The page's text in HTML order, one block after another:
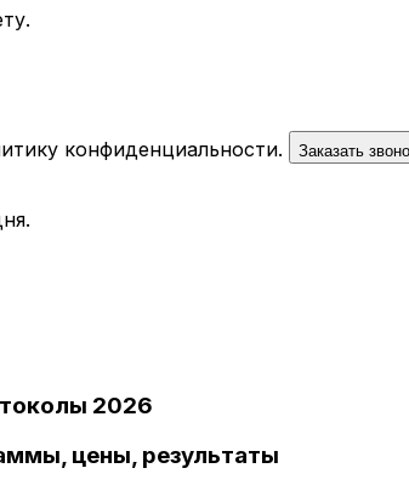
конфиденциальности. Заказать
2026
цены, результаты